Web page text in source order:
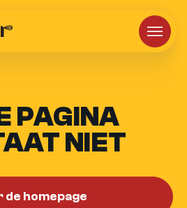
PAGINA
NIET
de homepage